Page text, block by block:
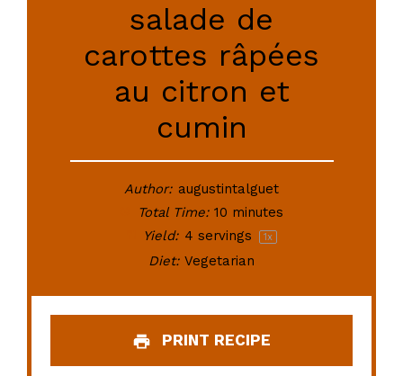
salade de
carottes râpées
au citron et
cumin
Author: augustintalguet
Total Time: 10 minutes
Yield: 4 servings 1x
Diet: Vegetarian
PRINT RECIPE